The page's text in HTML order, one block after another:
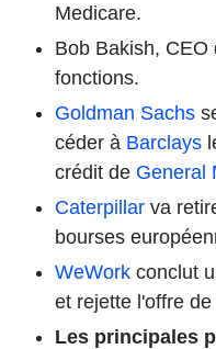
Medicare.
Bob Bakish, CEO
fonctions.
Goldman Sachs
céder à Barclays
crédit de General
Caterpillar va
bourses
WeWork conclut
et rejette l'offre
Les principales